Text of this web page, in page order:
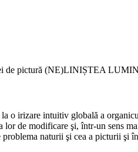
de pictură (NE)LINIȘTEA
o irizare intuitiv globală a
lor de modificare şi, într-un sens
naturii şi cea a picturii şi